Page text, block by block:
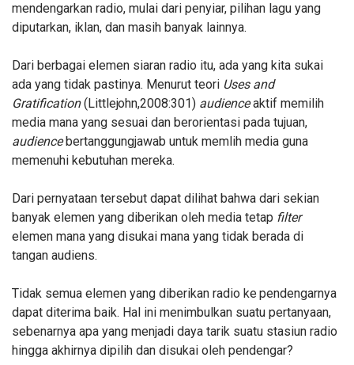
mendengarkan radio, mulai dari penyiar, pilihan lagu yang
diputarkan, iklan, dan masih banyak lainnya.
Dari berbagai elemen siaran radio itu, ada yang kita sukai
ada yang tidak pastinya. Menurut teori Uses and
Gratification(Littlejohn,2008:301) audienceaktif memilih
media mana yang sesuai dan berorientasi pada tujuan,
audience bertanggungjawab untuk memlih media guna
memenuhi kebutuhan mereka.
Dari pernyataan tersebut dapat dilihat bahwa dari sekian
banyak elemen yang diberikan oleh media tetap filter
elemen mana yang disukai mana yang tidak berada di
tangan audiens.
Tidak semua elemen yang diberikan radio kependengarnya
dapat diterima baik. Hal ini menimbulkan suatu pertanyaan,
sebenarnya apa yang menjadi daya tarik suatu stasiun radio
hingga akhirnya dipilih dan disukai oleh pendengar?